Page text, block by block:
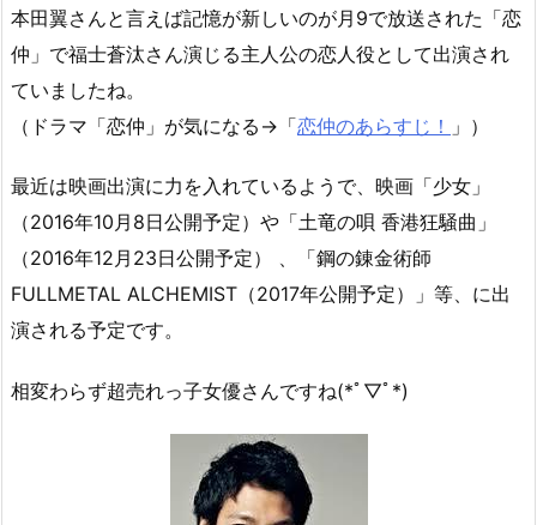
本田翼さんと言えば記憶が新しいのが月9で放送された「恋
仲」で福士蒼汰さん演じる主人公の恋人役として出演され
ていましたね。
（ドラマ「恋仲」が気になる→「恋仲のあらすじ！ 」）
最近は映画出演に力を入れているようで、映画「少女」
（2016年10月8日公開予定）や「土竜の唄 香港狂騒曲」
（2016年12月23日公開予定） 、「鋼の錬金術師
FULLMETAL ALCHEMIST（2017年公開予定）」等、に出
演される予定です。
相変わらず超売れっ子女優さんですね(*ﾟ▽ﾟ*)